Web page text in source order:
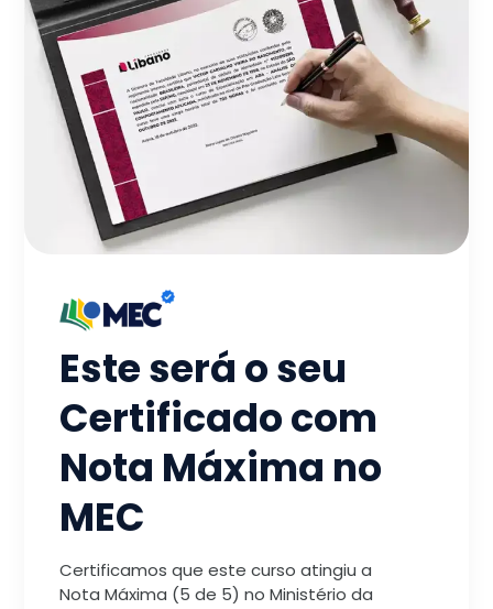
Este será o seu
Certificado com
Nota Máxima no
MEC
Certificamos que este curso atingiu a
Nota Máxima (5 de 5) no Ministério da